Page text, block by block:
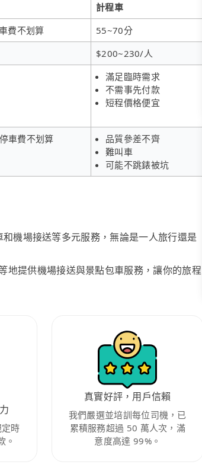
計程車
費不划算
55~70分
$200~230/人
滿足臨時需求
不需事先付款
短程價格便宜
車費不划算
品質參差不齊
難叫車
可能不跳錶被坑
機場接送等多元服務，無論是一人旅行還是
地提供機場接送與景點包車服務，讓你的旅程
時
。
真實好評，用戶信賴
我們嚴選並培訓每位司機，已
累積服務超過 50 萬人次，滿
意度高達 99%。